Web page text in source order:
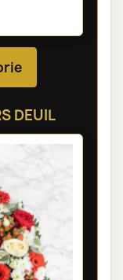
DEUIL